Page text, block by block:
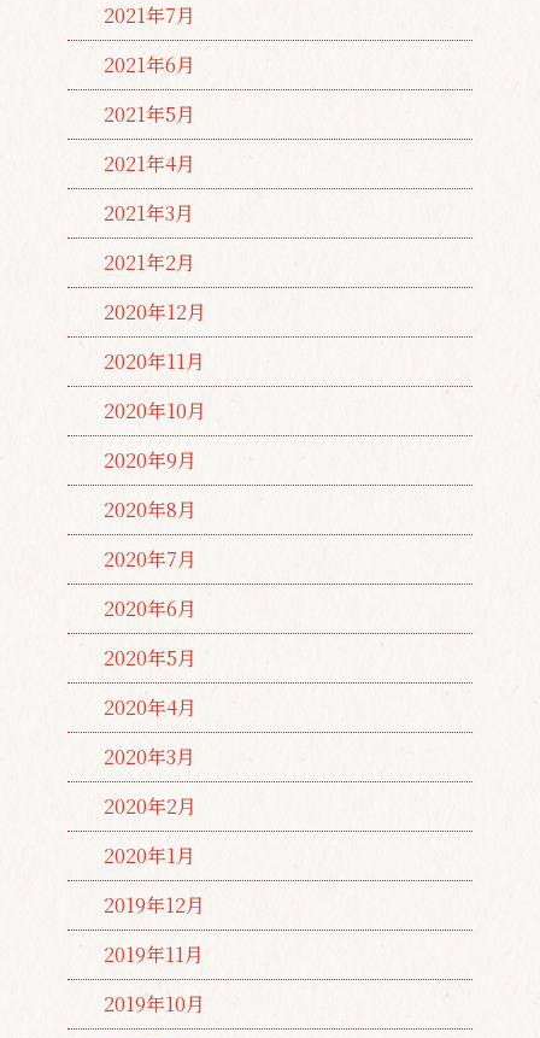
2021年7月
2021年6月
2021年5月
2021年4月
2021年3月
2021年2月
2020年12月
2020年11月
2020年10月
2020年9月
2020年8月
2020年7月
2020年6月
2020年5月
2020年4月
2020年3月
2020年2月
2020年1月
2019年12月
2019年11月
2019年10月